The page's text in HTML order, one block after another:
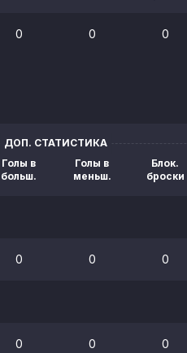
0 0 0
ДОП. СТАТИСТИКА
Голы в
больш.
Голы в
меньш.
Блок.
броски
0 0 0
0 0 0